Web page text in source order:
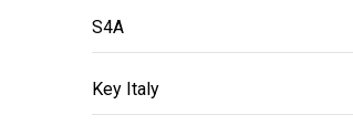
S4A
Key Italy